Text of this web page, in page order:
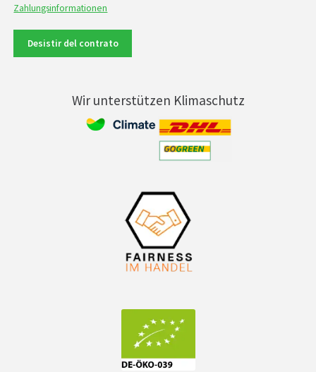
Zahlungsinformationen
Desistir del contrato
Wir unterstützen Klimaschutz